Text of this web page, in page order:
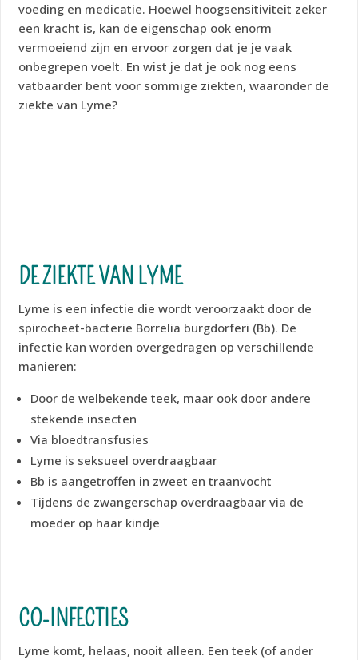
voeding en medicatie. Hoewel hoogsensitiviteit zeker
een kracht is, kan de eigenschap ook enorm
vermoeiend zijn en ervoor zorgen dat je je vaak
onbegrepen voelt. En wist je dat je ook nog eens
vatbaarder bent voor sommige ziekten, waaronder de
ziekte van Lyme?
DE ZIEKTE VAN LYME
Lyme is een infectie die wordt veroorzaakt door de
spirocheet-bacterie Borrelia burgdorferi (Bb). De
infectie kan worden overgedragen op verschillende
manieren:
Door de welbekende teek, maar ook door andere
stekende insecten
Via bloedtransfusies
Lyme is seksueel overdraagbaar
Bb is aangetroffen in zweet en traanvocht
Tijdens de zwangerschap overdraagbaar via de
moeder op haar kindje
CO-INFECTIES
Lyme komt, helaas, nooit alleen. Een teek (of ander